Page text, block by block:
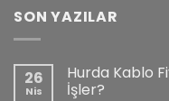
SON YAZILAR
26
Nis
Hurda Kablo
İşler?